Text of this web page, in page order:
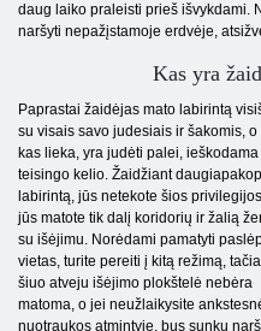
daug laiko praleisti prieš išvykdami.
naršyti nepažįstamoje erdvėje,
Kas yra
Paprastai žaidėjas mato labirintą
su visais savo judesiais ir šakomis, o
kas lieka, yra judėti palei, ieškodama
teisingo kelio. Žaidžiant
labirintą, jūs netekote šios
jūs matote tik dalį koridorių ir žalią
su išėjimu. Norėdami pamatyti
vietas, turite pereiti į kitą režimą,
šiuo atveju išėjimo plokštelė nebėra
matoma, o jei neužlaikysite
nuotraukos atmintyje, bus sunku